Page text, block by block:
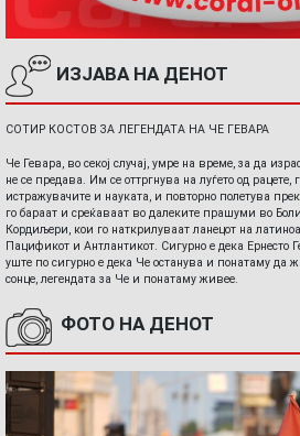
ИЗЈАВА НА ДЕНОТ
СОТИР КОСТОВ ЗА ЛЕГЕНДАТА НА ЧЕ ГЕВАРА
Че Гевара, во секој случај, умре на време, за да
не се предава. Им се оттргнува на луѓето од рацете,
истражувачите и науката, и повторно полетува
го бараат и среќаваат во далеките прашуми во
Кордиљери, кои го наткрилуваат ланецот на
Пацификот и Антлантикот. Сигурно е дека Ернесто
уште по сигурно е дека Че останува и понатаму да
сонце, легендата за Че и понатаму живее.
ФОТО НА ДЕНОТ